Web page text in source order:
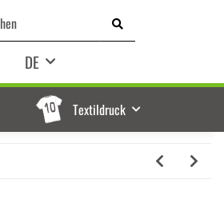
DE
Textildruck